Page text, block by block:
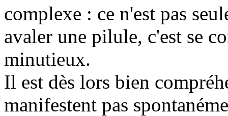
complexe : ce n'est pas
avaler une pilule, c'est se
minutieux.
Il est dès lors bien
manifestent pas